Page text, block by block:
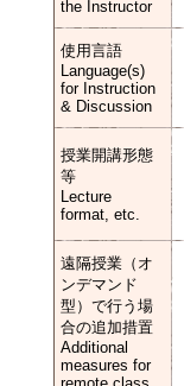
the Instructor
使用言語
Language(s)
for Instruction
& Discussion
授業開講形態
等
Lecture
format, etc.
遠隔授業（オ
ンデマンド
型）で行う場
合の追加措置
Additional
measures for